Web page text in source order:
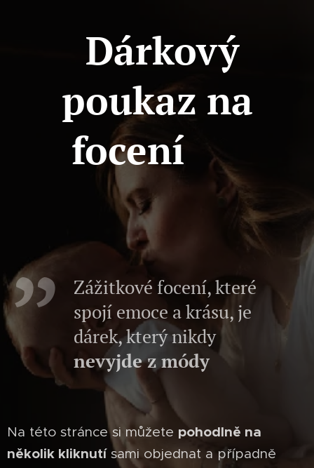
Dárkový
poukaz na
focení 🎁
Zážitkové focení, které
spojí emoce a krásu, je
dárek, který nikdy
nevyjde z módy ✨📸
Na této stránce si můžete pohodlně na
několik kliknutísami objednat a případně